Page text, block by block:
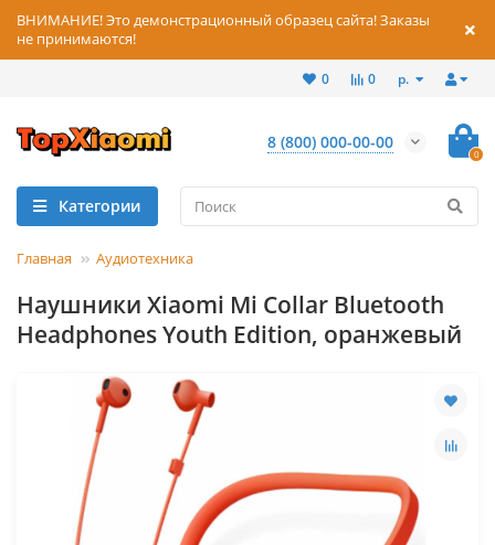
ВНИМАНИЕ! Это демонстрационный образец сайта! Заказы
не принимаются!
р.
0
0
8 (800) 000-00-00
0
Категории
Главная Аудиотехника
Наушники Xiaomi Mi Collar Bluetooth
Headphones Youth Edition, оранжевый